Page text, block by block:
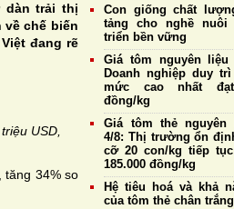
dàn trải thị
chế biến
đang rẽ
USD,
tăng 34% so
Con giống chất
tảng cho nghề nuôi
triển bền vững
Giá tôm nguyên liệu
Doanh nghiệp duy
mức cao nhất đạt
đồng/kg
Giá tôm thẻ nguyên
4/8: Thị trường ổn
cỡ 20 con/kg tiếp
185.000 đồng/kg
Hệ tiêu hoá và khả
của tôm thẻ chân trắng